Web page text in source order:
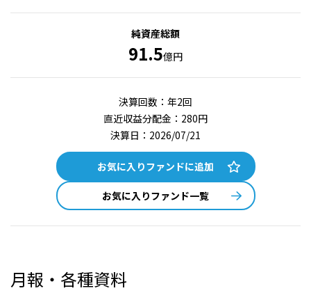
純資産総額
91.5億円
決算回数：年2回
直近収益分配金：280円
決算日：2026/07/21
お気に入りファンドに追加
お気に入りファンド一覧
月報・各種資料